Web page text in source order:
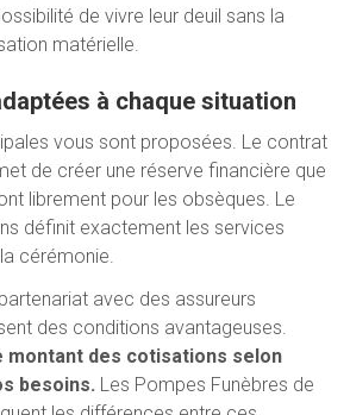
de vivre leur deuil sans la
matérielle.
à chaque situation
vous sont proposées. Le contrat
de créer une réserve financière que
librement pour les obsèques. Le
définit exactement les services
cérémonie.
avec des assureurs
des conditions avantageuses.
montant des cotisations selon
besoins. Les Pompes Funèbres de